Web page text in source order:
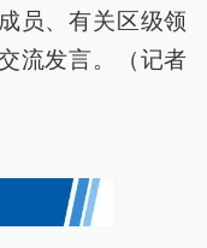
员、有关区级领
流发言。（记者